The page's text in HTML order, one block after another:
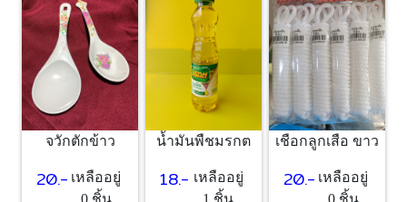
จวักตักข้าว
20.- เหลืออยู่
0 ชิ้น
น้ำมันพืชมรกต
18.- เหลืออยู่
1 ชิ้น
เชือกลูกเสือ ขาว
20.- เหลืออยู่
0 ชิ้น